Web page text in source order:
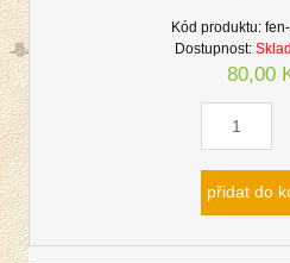
Kód produktu:
Dostupnost:
80,00
přidat do